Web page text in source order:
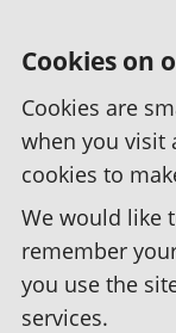
Cookies on
Cookies are
when you visit
cookies to
We would like
remember
you use the
services.